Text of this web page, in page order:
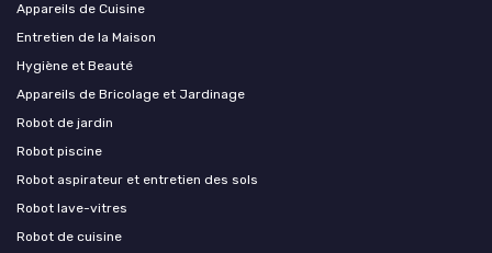
Appareils de Cuisine
Entretien de la Maison
Hygiène et Beauté
Appareils de Bricolage et Jardinage
Robot de jardin
Robot piscine
Robot aspirateur et entretien des sols
Robot lave-vitres
Robot de cuisine